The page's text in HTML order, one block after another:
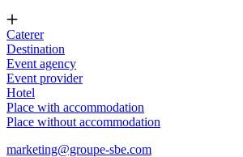
Caterer
Destination
Event agency
Event provider
Hotel
Place with accommodation
Place without accommodation
marketing@groupe-sbe.com